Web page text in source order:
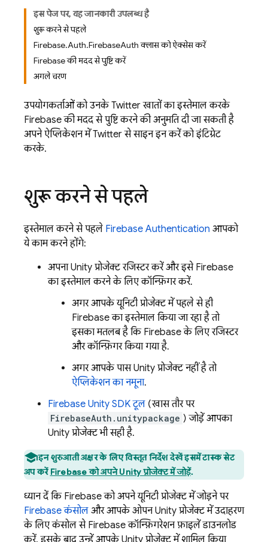
इस पेज पर, यह जानकारी उपलब्ध है
शुरू करने से पहले
Firebase.Auth.FirebaseAuth क्लास को ऐक्सेस करें
Firebase की मदद से पुष्टि करें
अगले चरण
उपयोगकर्ताओं को उनके Twitter खातों का इस्तेमाल करके,
Firebase की मदद से पुष्टि करने की अनुमति दी जा सकती है
अपने ऐप्लिकेशन में Twitter से साइन इन करें को इंटिग्रेट
करके.
शुरू करने से पहले
इस्तेमाल करने से पहले Firebase Authentication आपको
ये काम करने होंगे:
अपना Unity प्रोजेक्ट रजिस्टर करें और इसे Firebase
का इस्तेमाल करने के लिए कॉन्फ़िगर करें.
अगर आपके यूनिटी प्रोजेक्ट में पहले से ही
Firebase का इस्तेमाल किया जा रहा है, तो
इसका मतलब है कि Firebase के लिए रजिस्टर
और कॉन्फ़िगर किया गया है.
अगर आपके पास Unity प्रोजेक्ट नहीं है, तो
ऐप्लिकेशन का नमूना.
Firebase Unity SDK टूल (खास तौर पर,
FirebaseAuth.unitypackage ) जोड़ें आपका
Unity प्रोजेक्ट भी सही है.
इन शुरुआती अक्षर के लिए विस्तृत निर्देश देखें इसमें टास्क सेट
अप करें Firebase को अपने Unity प्रोजेक्ट में जोड़ें.
ध्यान दें कि Firebase को अपने यूनिटी प्रोजेक्ट में जोड़ने पर,
Firebaseकंसोल और आपके ओपन Unity प्रोजेक्ट में उदाहरण
के लिए, कंसोल से Firebase कॉन्फ़िगरेशन फ़ाइलें डाउनलोड
करें. इसके बाद, उन्हें आपके Unity प्रोजेक्ट में शामिल किया